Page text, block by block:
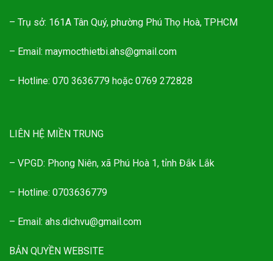
– Trụ sở: 161A Tân Quý, phường Phú Thọ Hoà, TPHCM
– Email: maymocthietbi.ahs@gmail.com
– Hotline: 070 3636779 hoặc 0769 272828
LIÊN HỆ MIỀN TRUNG
– VPGD: Phong Niên, xã Phú Hoà 1, tỉnh Đắk Lắk
– Hotline: 0703636779
– Email: ahs.dichvu@gmail.com
BẢN QUYỀN WEBSITE